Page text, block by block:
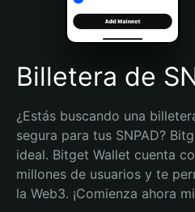
Português (Brasil)
Español (Argentina)
Billetera de
¿Estás buscando una
segura para tus SNPAD?
ideal. Bitget Wallet cuenta
millones de usuarios y te
la Web3. ¡Comienza ahora